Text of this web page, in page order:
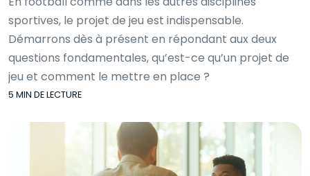
sportives, le projet de jeu est indispensable.
Démarrons dès à présent en répondant aux deux
questions fondamentales, qu’est-ce qu’un projet de
jeu et comment le mettre en place ?
5 MIN DE LECTURE